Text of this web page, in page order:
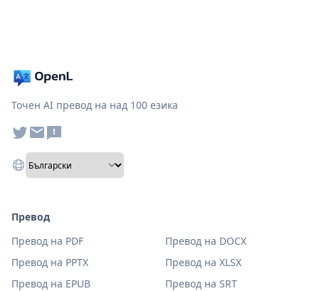
Точен AI превод на над 100 езика
Превод
Превод на PDF
Превод на DOCX
Превод на PPTX
Превод на XLSX
Превод на EPUB
Превод на SRT